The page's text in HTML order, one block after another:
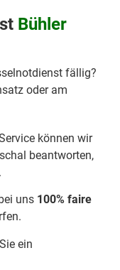
Bühler
fällig?
oder am
können wir
beantworten,
uns 100% faire
ein